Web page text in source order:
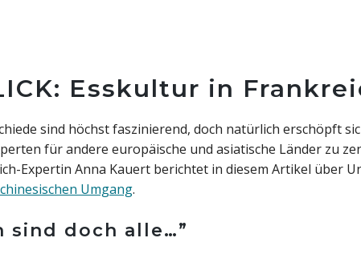
Esskultur in
sind höchst faszinierend, doch natürlich erschöpft
für andere europäische und asiatische Länder zu
Expertin Anna Kauert berichtet in diesem Artikel über
Umgang.
sind doch alle…”